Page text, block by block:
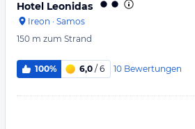
Hotel Leonidas
Ireon · Samos
150 m zum Strand
100% 6,0 / 6 10 Bewertungen